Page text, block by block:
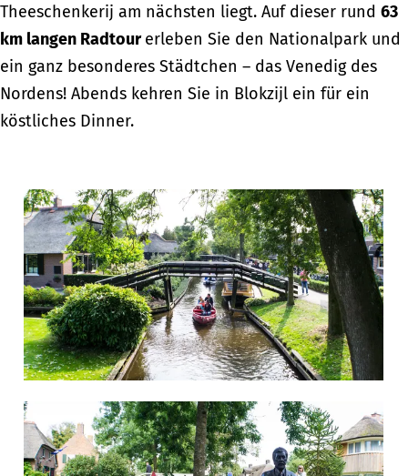
Theeschenkerij am nächsten liegt. Auf dieser rund 63
km langen Radtourerleben Sie den Nationalpark und
ein ganz besonderes Städtchen – das Venedig des
Nordens! Abends kehren Sie in Blokzijl ein für ein
köstliches Dinner.